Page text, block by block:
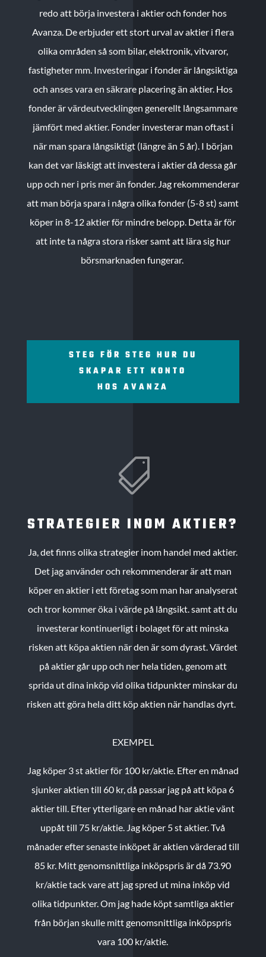
redo att börja investera i aktier och fonder hos
Avanza. De erbjuder ett stort urval av aktier i flera
olika områden så som bilar, elektronik, vitvaror,
fastigheter mm. Investeringar i fonder är långsiktiga
och anses vara en säkrare placering än aktier. Hos
fonder är värdeutvecklingen generellt långsammare
jämfört med aktier. Fonder investerar man oftast i
när man spara långsiktigt (längre än 5 år). I början
kan det var läskigt att investera i aktier då dessa går
upp och ner i pris mer än fonder. Jag rekommenderar
att man börja spara i några olika fonder (5-8 st) samt
köper in 8-12 aktier för mindre belopp. Detta är för
att inte ta några stora risker samt att lära sig hur
börsmarknaden fungerar.
STEG FÖR STEG HUR DU
SKAPAR ETT KONTO
HOS AVANZA

STRATEGIER INOM AKTIER?
Ja, det finns olika strategier inom handel med aktier.
Det jag använder och rekommenderar är att man
köper en aktier i ett företag som man har analyserat
och tror kommer öka i värde på långsikt. samt att du
investerar kontinuerligt i bolaget för att minska
risken att köpa aktien när den är som dyrast. Värdet
på aktier går upp och ner hela tiden, genom att
sprida ut dina inköp vid olika tidpunkter minskar du
risken att göra hela ditt köp aktien när handlas dyrt.
EXEMPEL
Jag köper 3 st aktier för 100 kr/aktie. Efter en månad
sjunker aktien till 60 kr, då passar jag på att köpa 6
aktier till. Efter ytterligare en månad har aktie vänt
uppåt till 75 kr/aktie. Jag köper 5 st aktier.Två
månader efter senaste inköpet är aktien värderad till
85 kr. Mitt genomsnittliga inköpspris är då 73.90
kr/aktie tack vare att jag spred ut mina inköp vid
olika tidpunkter. Om jag hade köpt samtliga aktier
från början skulle mitt genomsnittliga inköpspris
vara 100 kr/aktie.